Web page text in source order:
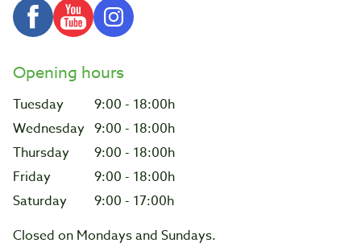
Opening hours
Tuesday
9:00 - 18:00h
Wednesday 9:00 - 18:00h
Thursday
9:00 - 18:00h
Friday
9:00 - 18:00h
Saturday
9:00 - 17:00h
Closed on Mondays and Sundays.